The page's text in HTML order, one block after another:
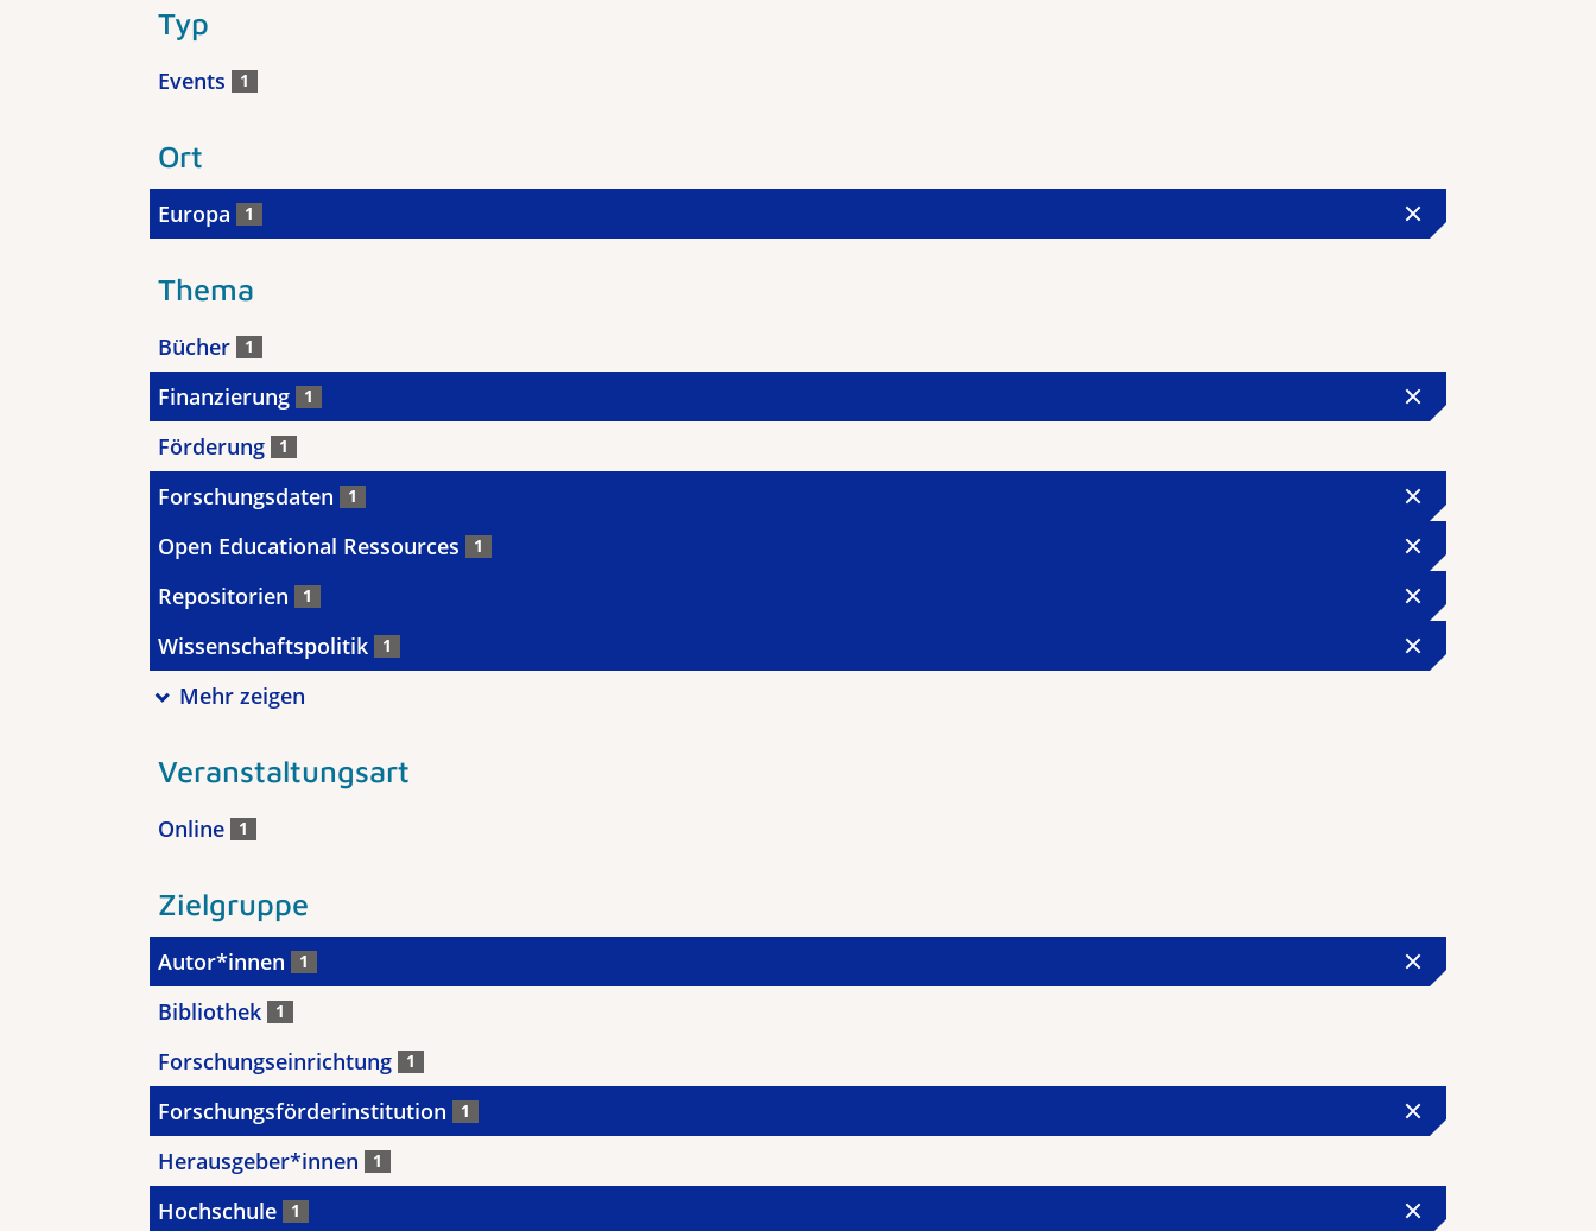
Typ
Events 1
Ort
Europa 1
Thema
Bücher 1
Finanzierung 1
Förderung 1
Forschungsdaten 1
Open Educational Ressources 1
Repositorien 1
Wissenschaftspolitik 1
Mehr zeigen
Veranstaltungsart
Online 1
Zielgruppe
Autor*innen 1
Bibliothek 1
Forschungseinrichtung 1
Forschungsförderinstitution 1
Herausgeber*innen 1
Hochschule 1